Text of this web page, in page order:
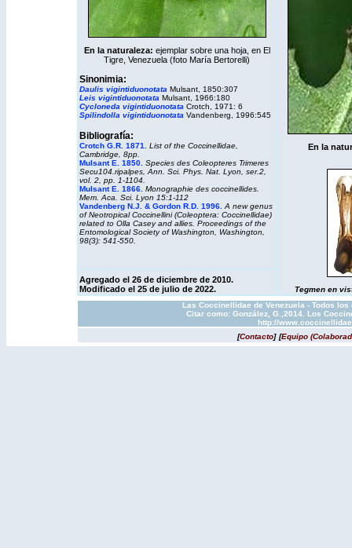
En la naturaleza: ejemplar sobre una hoja, en El
Tigre, Venezuela (foto María Bertorelli)
Sinonimia:
Daulis vigintiduonotata Mulsant, 1850:307
Leis vigintiduonotata Mulsant, 1966:180
Cycloneda vigintiduonotata Crotch, 1971: 6
Spilindolla vigintiduonotata Vandenberg, 1996:545
Bibliografía:
Crotch G.R. 1871
List of the Coccinellidae,
Cambridge, 8pp.
Mulsant E. 1850. Species des Coleopteres Trimeres
Secu104.ripalpes, Ann. Sci. Phys. Nat. Lyon, ser.2,
vol. 2, pp. 1-1104.
Mulsant E. 1866. Monographie des coccinellides.
Mem. Aca. Sci. Lyon 15:1-112
Vandenberg N.J. & Gordon R.D. 1996. A new genus
of Neotropical Coccinellini (Coleoptera: Coccinellidae)
related to Olla Casey and allies. Proceedings of the
Entomological Society of Washington, Washington,
98(3): 541-550.
En la
Tegmen en
Agregado el 26 de diciembre de 2010.
Modificado el 25 de julio de 2022.
Las Coccinellidae de Venezuela - Todos
Citar como: González, G.,2014. Los
http://
[Contacto] [Equipo